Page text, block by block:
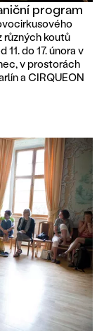
program
různých koutů
do 17. února v
v prostorách
a CIRQUEON